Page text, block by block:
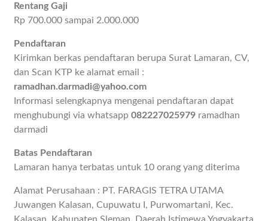
Rentang Gaji
Rp 700.000 sampai 2.000.000
Pendaftaran
Kirimkan berkas pendaftaran berupa Surat Lamaran, CV,
dan Scan KTP ke alamat email :
ramadhan.darmadi@yahoo.com
Informasi selengkapnya mengenai pendaftaran dapat
menghubungi via whatsapp082227025979 ramadhan
darmadi
Batas Pendaftaran
Lamaran hanya terbatas untuk 10 orang yang diterima
Alamat Perusahaan : PT. FARAGIS TETRA UTAMA
Juwangen Kalasan, Cupuwatu I, Purwomartani, Kec.